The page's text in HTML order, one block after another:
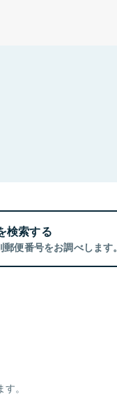
検索する
便番号をお調べします。
。